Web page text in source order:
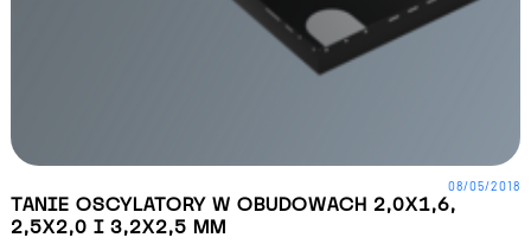
TANIE OSCYLATORY W OBUDOWACH 2,0X1,6,
2,5X2,0 I 3,2X2,5 MM
08/05/2018